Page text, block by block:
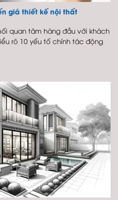
giá thiết kế nội thất
quan tâm hàng đầu với khách
rõ 10 yếu tố chính tác động